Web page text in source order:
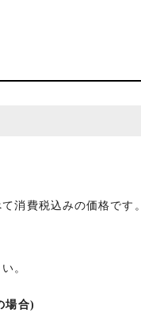
消費税込みの価格です。
。
場合)